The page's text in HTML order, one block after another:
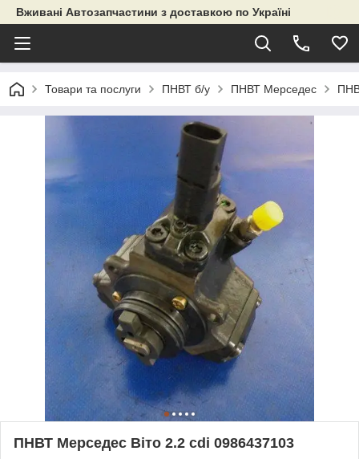
Вживані Автозапчастини з доставкою по Україні
Товари та послуги ПНВТ б/у ПНВТ Мерседес
ПНВТ Мерседес Віто 2.2 cdi 0986437103